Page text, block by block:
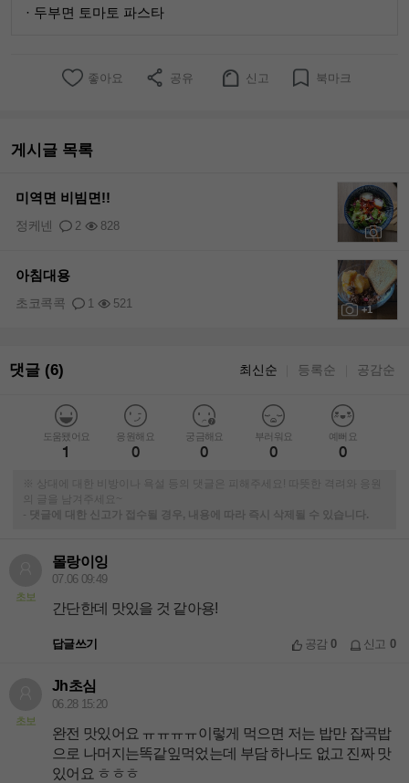
· 두부면 토마토 파스타
좋아요 공유 신고 북마크
게시글 목록
미역면 비빔면!!
2 828
정케넨
+1
아침대용
1 521
초코콕콕
댓글 (6) 최신순 등록순 공감순
도움됐어요
1
응원해요
0
궁금해요
0
부러워요
0
예뻐요
0
※ 상대에 대한 비방이나 욕설 등의 댓글은 피해주세요! 따뜻한 격려와 응원
의 글을 남겨주세요~
-
댓글에 대한 신고가 접수될 경우, 내용에 따라 즉시 삭제될 수 있습니다.
초보
몰랑이잉
07.06 09:49
간단한데 맛있을 것 같아용!
답글쓰기 공감0 신고 0
초보
Jh초심
06.28 15:20
완전 맛있어요 ㅠㅠㅠㅠ이렇게 먹으면 저는 밥만 잡곡밥
으로 나머지는똑같잎먹었는데 부담 하나도 없고 진짜 맛
있어요 ㅎㅎㅎ